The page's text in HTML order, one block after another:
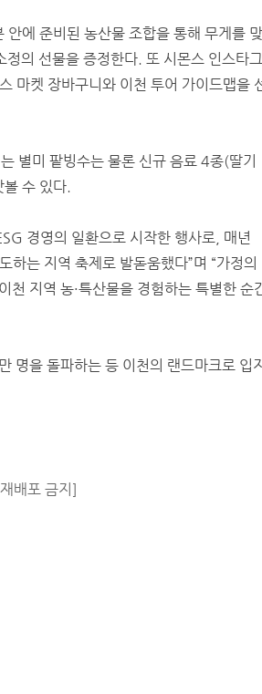
에 준비된 농산물 조합을 통해 무게를 맞
의 선물을 증정한다. 또 시몬스 인스타그
마켓 장바구니와 이천 투어 가이드맵을
별미 팥빙수는 물론 신규 음료 4종(딸기
수 있다.
경영의 일환으로 시작한 행사로, 매년
는 지역 축제로 발돋움했다”며 “가정의
천 지역 농·특산물을 경험하는 특별한 순
을 돌파하는 등 이천의 랜드마크로 입지
배포 금지]